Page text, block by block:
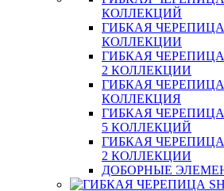
КОЛЛЕКЦИЙ
ГИБКАЯ ЧЕРЕПИЦА
КОЛЛЕКЦИИ
ГИБКАЯ
2 КОЛЛЕКЦИИ
ГИБКАЯ ЧЕРЕПИЦА
КОЛЛЕКЦИЯ
ГИБКАЯ
5 КОЛЛЕКЦИЙ
ГИБКАЯ
2 КОЛЛЕКЦИИ
ДОБОРНЫЕ